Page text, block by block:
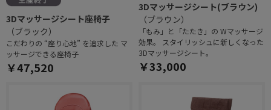
3Dマッサージシート座椅子
（ブラック）
こだわりの “座り心地” を追求した マ
ッサージできる座椅子
￥47,520
3Dマッサージシート(ブラウン)
（ブラウン）
「もみ」と「たたき」の Wマッサージ
効果。 スタイリッシュに新しくなった
3Dマッサージシート。
￥33,000